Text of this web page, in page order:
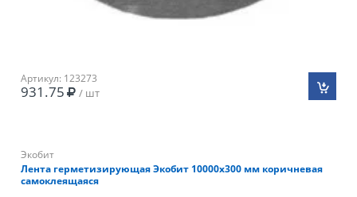
Артикул: 123273
931.75 / шт
Экобит
Лента герметизирующая Экобит 10000х300 мм коричневая
самоклеящаяся